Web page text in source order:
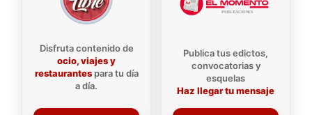
Disfruta contenido de
ocio, viajes y
restaurantespara tu día
a día.
Publica tus edictos,
convocatorias y
esquelas
Haz llegar tu mensaje